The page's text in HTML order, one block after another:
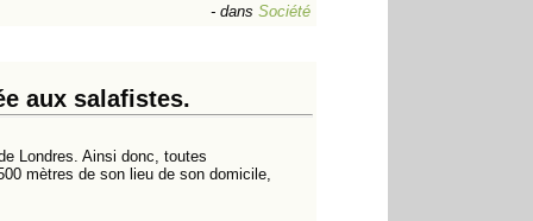
- dans Société
aux salafistes.
Londres. Ainsi donc, toutes
mètres de son lieu de son domicile,